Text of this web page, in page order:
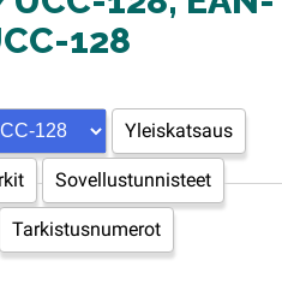
128
Yleiskatsaus
Sovellustunnisteet
Tarkistusnumerot